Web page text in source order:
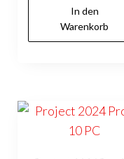
In den
Warenkorb